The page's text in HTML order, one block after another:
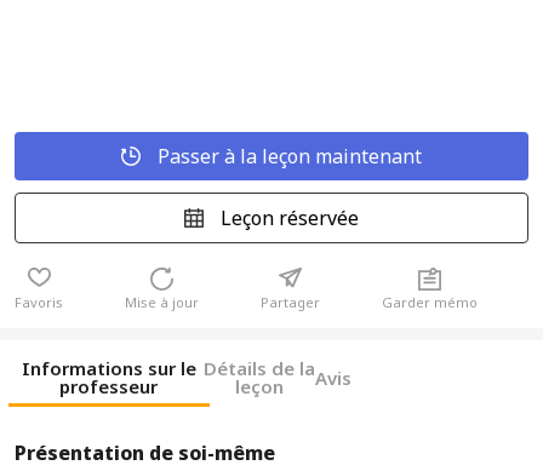
Passer à la leçon maintenant
Leçon réservée
Favoris Mise à jour Partager Garder mémo
Informations sur le
professeur
Détails de la
leçon Avis
Présentation de soi-même